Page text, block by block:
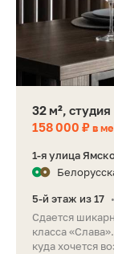
32 м², студия
158 000 ₽в
1-я улица
5-й этаж из 17 •
Сдается
класса
куда хочется